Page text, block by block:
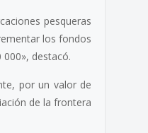
pesqueras
los fondos
destacó.
por un valor de
de la frontera